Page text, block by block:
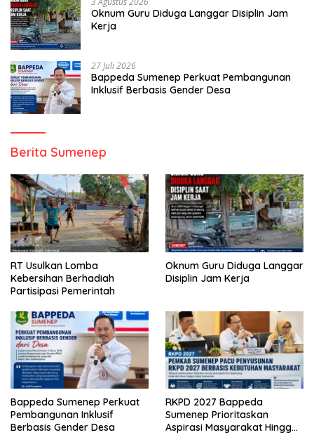
Oknum Guru Diduga Langgar Disiplin Jam
Kerja
27 Juli 2026
Bappeda Sumenep Perkuat Pembangunan
Inklusif Berbasis Gender Desa
Berita Sumenep
RT Usulkan Lomba
Kebersihan Berhadiah
Partisipasi Pemerintah
Oknum Guru Diduga Langgar
Disiplin Jam Kerja
Bappeda Sumenep Perkuat
Pembangunan Inklusif
Berbasis Gender Desa
RKPD 2027 Bappeda
Sumenep Prioritaskan
Aspirasi Masyarakat Hingga